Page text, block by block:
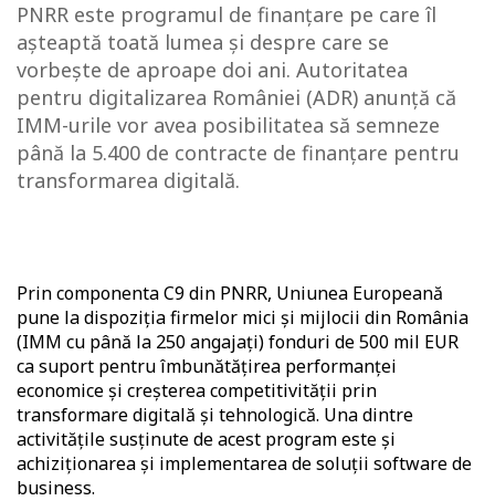
PNRR este programul de finanțare pe care îl
aşteaptă toată lumea și despre care se
vorbeşte de aproape doi ani. Autoritatea
pentru digitalizarea României (ADR) anunță că
IMM-urile vor avea posibilitatea să semneze
până la 5.400 de contracte de finanţare pentru
transformarea digitală.
Prin componenta C9 din PNRR, Uniunea Europeană
pune la dispoziția firmelor mici și mijlocii din România
(IMM cu până la 250 angajați) fonduri de 500 mil EUR
ca suport pentru îmbunătățirea performanței
economice și creșterea competitivității prin
transformare digitală și tehnologică. Una dintre
activitățile susținute de acest program este și
achiziționarea și implementarea de soluții software de
business.​​